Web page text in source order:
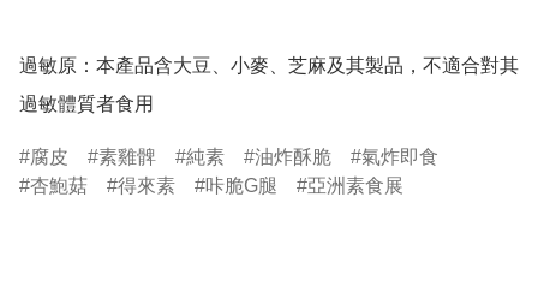
過敏原：本產品含大豆、小麥、芝麻及其製品，不適合對其
腐皮 素雞髀 純素 油炸酥脆
氣炸即食
杏鮑菇
得來素 咔脆G腿 亞洲素食展